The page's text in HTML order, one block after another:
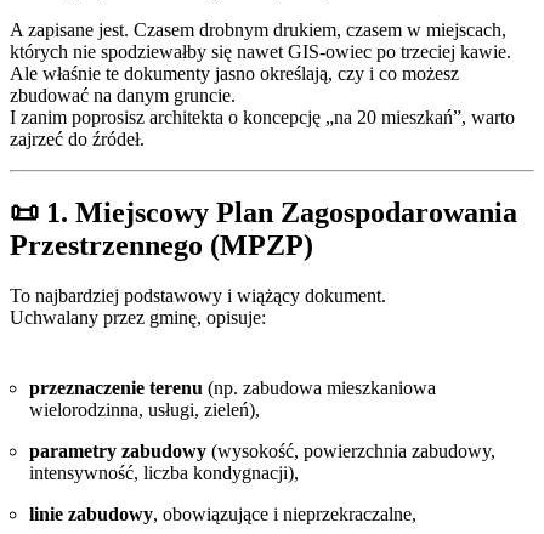
A zapisane jest. Czasem drobnym drukiem, czasem w miejscach,
których nie spodziewałby się nawet GIS-owiec po trzeciej kawie.
Ale właśnie te dokumenty jasno określają, czy i co możesz
zbudować na danym gruncie.
I zanim poprosisz architekta o koncepcję „na 20 mieszkań”, warto
zajrzeć do źródeł.
📜 1. Miejscowy Plan Zagospodarowania
Przestrzennego (MPZP)
To najbardziej podstawowy i wiążący dokument.
Uchwalany przez gminę, opisuje:
przeznaczenie terenu (np. zabudowa mieszkaniowa
wielorodzinna, usługi, zieleń),
parametry zabudowy (wysokość, powierzchnia zabudowy,
intensywność, liczba kondygnacji),
linie zabudowy, obowiązujące i nieprzekraczalne,